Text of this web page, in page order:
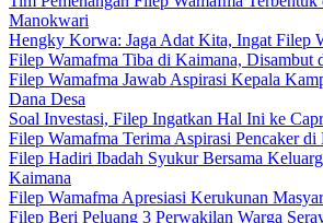
Manokwari
Hengky Korwa: Jaga Adat Kita, Ingat Filep
Filep Wamafma Tiba di Kaimana, Disambut
Filep Wamafma Jawab Aspirasi Kepala
Dana Desa
Soal Investasi, Filep Ingatkan Hal Ini ke
Filep Wamafma Terima Aspirasi Pencaker di
Filep Hadiri Ibadah Syukur Bersama
Kaimana
Filep Wamafma Apresiasi Kerukunan
Filep Beri Peluang 3 Perwakilan Warga